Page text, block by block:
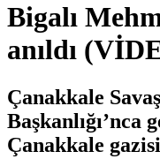
Bigalı
anıldı
Çanakkale
Çanakkale